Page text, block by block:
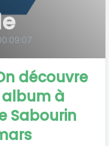
découvre
à
Sabourin